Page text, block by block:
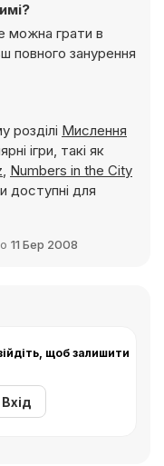
можна грати в
повного занурення
розділі Мислення
ігри, такі як
, Numbers in the City
доступні для
11 Бер 2008
щоб залишити
Вхід